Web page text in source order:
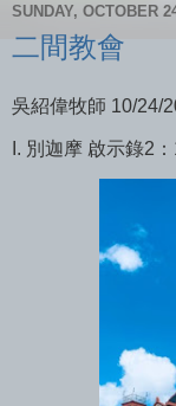
SUNDAY, OCTOBER
二間教會
吳紹偉牧師 10/24/
I. 別迦摩 啟示錄2